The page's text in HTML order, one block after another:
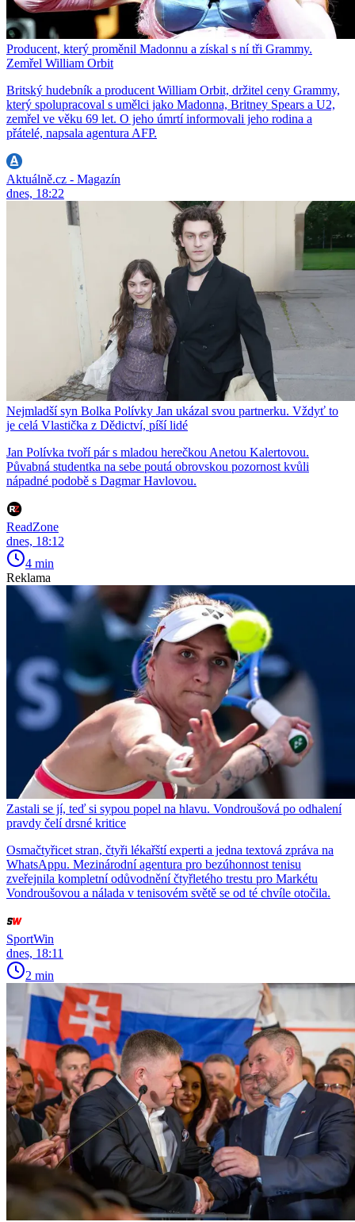
Producent, který proměnil Madonnu a získal s ní tři Grammy.
Zemřel William Orbit
Britský hudebník a producent William Orbit, držitel ceny Grammy,
který spolupracoval s umělci jako Madonna, Britney Spears a U2,
zemřel ve věku 69 let. O jeho úmrtí informovali jeho rodina a
přátelé, napsala agentura AFP.
Aktuálně.cz - Magazín
dnes, 18:22
Nejmladší syn Bolka Polívky Jan ukázal svou partnerku. Vždyť to
je celá Vlastička z Dědictví, píší lidé
Jan Polívka tvoří pár s mladou herečkou Anetou Kalertovou.
Půvabná studentka na sebe poutá obrovskou pozornost kvůli
nápadné podobě s Dagmar Havlovou.
ReadZone
dnes, 18:12
4 min
Reklama
Zastali se jí, teď si sypou popel na hlavu. Vondroušová po odhalení
pravdy čelí drsné kritice
Osmačtyřicet stran, čtyři lékařští experti a jedna textová zpráva na
WhatsAppu. Mezinárodní agentura pro bezúhonnost tenisu
zveřejnila kompletní odůvodnění čtyřletého trestu pro Markétu
Vondroušovou a nálada v tenisovém světě se od té chvíle otočila.
SportWin
dnes, 18:11
2 min